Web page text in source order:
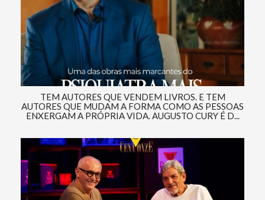
TEM AUTORES QUE VENDEM LIVROS. E TEM
AUTORES QUE MUDAM A FORMA COMO AS PESSOAS
ENXERGAM A PRÓPRIA VIDA. AUGUSTO CURY É D...